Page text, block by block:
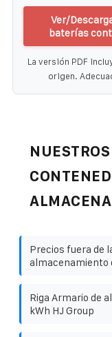
Ver/
baterías
La versión PDF
origen.
Precios fuera de
almacenamiento
Riga Armario de
kWh HJ Group